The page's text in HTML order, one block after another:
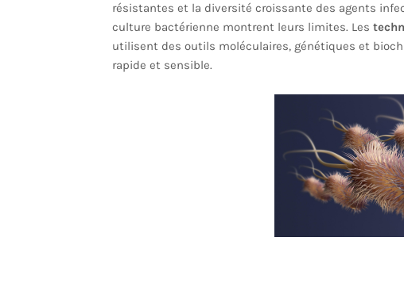
résistantes et la diversité croissante des agents
culture bactérienne montrent leurs limites. Les
utilisent des outils moléculaires, génétiques et
rapide et sensible.